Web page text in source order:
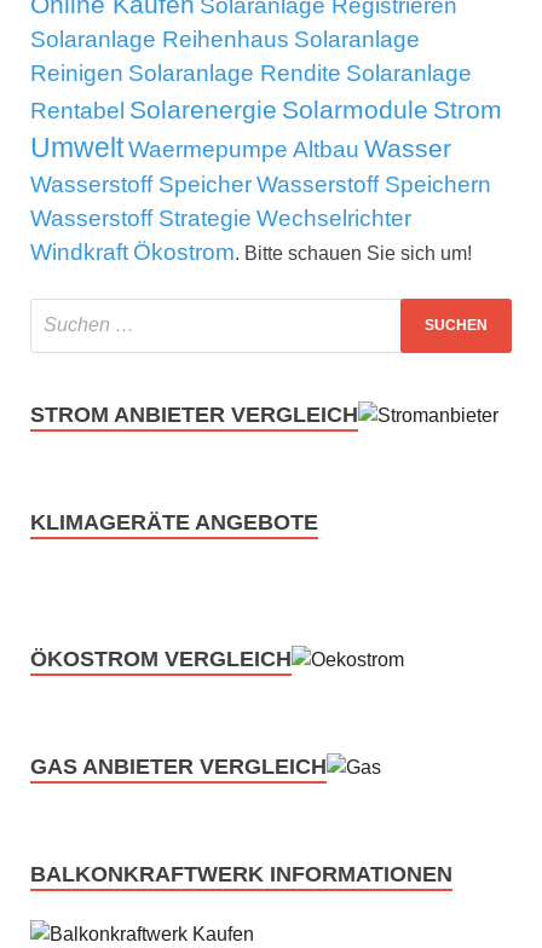
Solaranlage Registrieren
Solaranlage Reihenhaus Solaranlage
Reinigen Solaranlage Rendite Solaranlage
Rentabel Solarenergie Solarmodule Strom
UmweltWaermepumpe Altbau Wasser
Wasserstoff SpeicherWasserstoff Speichern
Wasserstoff Strategie Wechselrichter
Windkraft Ökostrom. Bitte schauen Sie sich um!
STROM ANBIETER VERGLEICH
KLIMAGERÄTE ANGEBOTE
ÖKOSTROM VERGLEICH
GAS ANBIETER VERGLEICH
BALKONKRAFTWERK INFORMATIONEN